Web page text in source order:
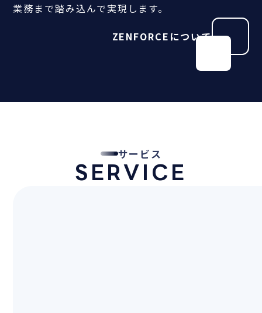
業務まで踏み込んで実現します。
ZENFORCEについて
サービス
SERVICE